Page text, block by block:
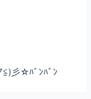
彡☆ﾊﾞﾝﾊﾞﾝ